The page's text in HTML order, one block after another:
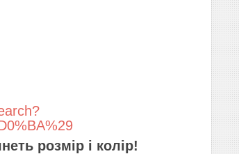
розмір і колір!